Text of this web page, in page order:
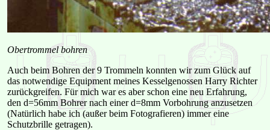
Obertrommel bohren
Auch beim Bohren der 9 Trommeln konnten wir zum Glück auf
das notwendige Equipment meines Kesselgenossen Harry Richter
zurückgreifen. Für mich war es aber schon eine neu Erfahrung,
den d=56mm Bohrer nach einer d=8mm Vorbohrung anzusetzen
(Natürlich habe ich (außer beim Fotografieren) immer eine
Schutzbrille getragen).